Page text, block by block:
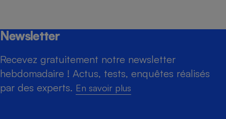
Newsletter
Recevez gratuitement notre newsletter
hebdomadaire ! Actus, tests, enquêtes réalisés
par des experts. En savoir plus